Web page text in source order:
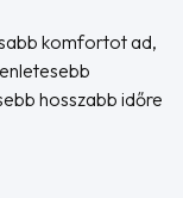
komfortot ad,
hosszabb időre